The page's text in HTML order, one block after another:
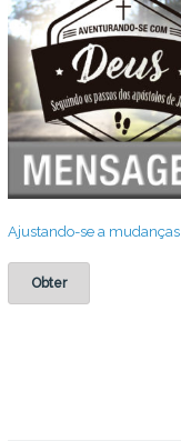
Ajustando-se a mudanças
Obter